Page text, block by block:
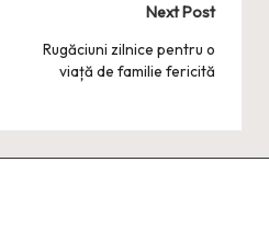
Next Post
Rugăciuni zilnice pentru o
viață de familie fericită